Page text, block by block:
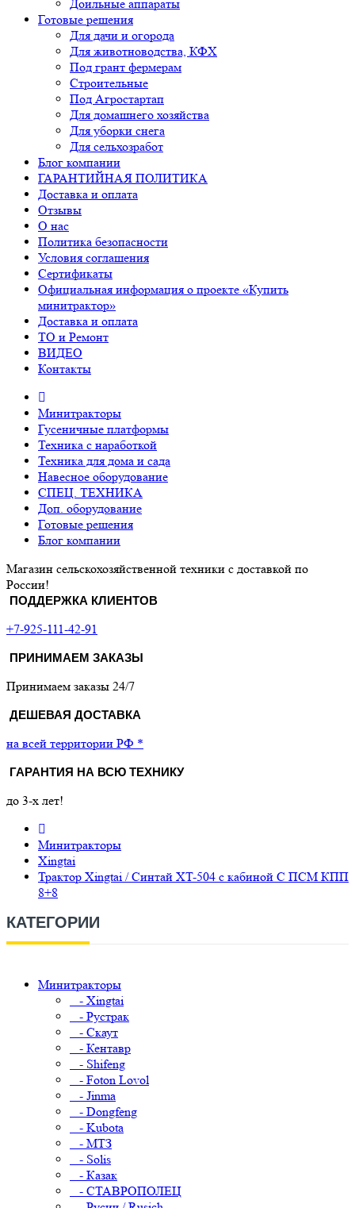
Доильные аппараты
Готовые решения
Для дачи и огорода
Для животноводства, КФХ
Под грант фермерам
Строительные
Под Агростартап
Для домашнего хозяйства
Для уборки снега
Для сельхозработ
Блог компании
ГАРАНТИЙНАЯ ПОЛИТИКА
Доставка и оплата
Отзывы
О нас
Политика безопасности
Условия соглашения
Сертификаты
Официальная информация о проекте «Купить
минитрактор»
Доставка и оплата
ТО и Ремонт
ВИДЕО
Контакты
Минитракторы
Гусеничные платформы
Техника с наработкой
Техника для дома и сада
Навесное оборудование
СПЕЦ. ТЕХНИКА
Доп. оборудование
Готовые решения
Блог компании
Магазин сельскохозяйственной техники с доставкой по
России!
ПОДДЕРЖКА КЛИЕНТОВ
+7-925-111-42-91
ПРИНИМАЕМ ЗАКАЗЫ
Принимаем заказы 24/7
ДЕШЕВАЯ ДОСТАВКА
на всей территории РФ *
ГАРАНТИЯ НА ВСЮ ТЕХНИКУ
до 3-х лет!
Минитракторы
Xingtai
Трактор Xingtai / Синтай XT-504 с кабиной С ПСМ КПП
8+8
КАТЕГОРИИ
Минитракторы
- Xingtai
- Рустрак
- Скаут
- Кентавр
- Shifeng
- Foton Lovol
- Jinma
- Dongfeng
- Kubota
- МТЗ
- Solis
- Казак
- СТАВРОПОЛЕЦ